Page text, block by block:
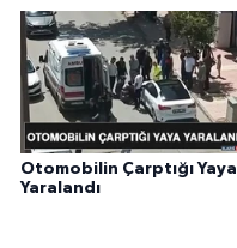
Otomobilin Çarptığı Yaya
Yaralandı